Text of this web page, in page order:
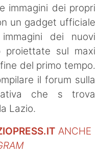
immagini dei propri
un gadget ufficiale
dei nuovi
proiettate sul maxi
del primo tempo.
il forum sulla
che s trova
Lazio.
ANCHE